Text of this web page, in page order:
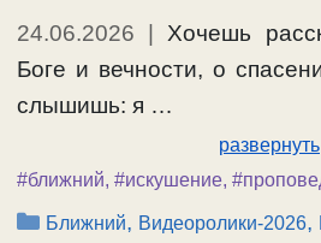
24.06.2026
Хочешь
Боге и вечности, о
слышишь: я …
развернуть
#ближний, #искушение,
Рубрики
Ближний, Видеоролики-2026,